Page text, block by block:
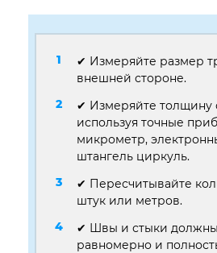
✔ Измеряйте размер
внешней стороне.
✔ Измеряйте толщину
используя точные
микрометр,
штангель циркуль.
✔ Пересчитывайте
штук или метров.
✔ Швы и стыки
равномерно и